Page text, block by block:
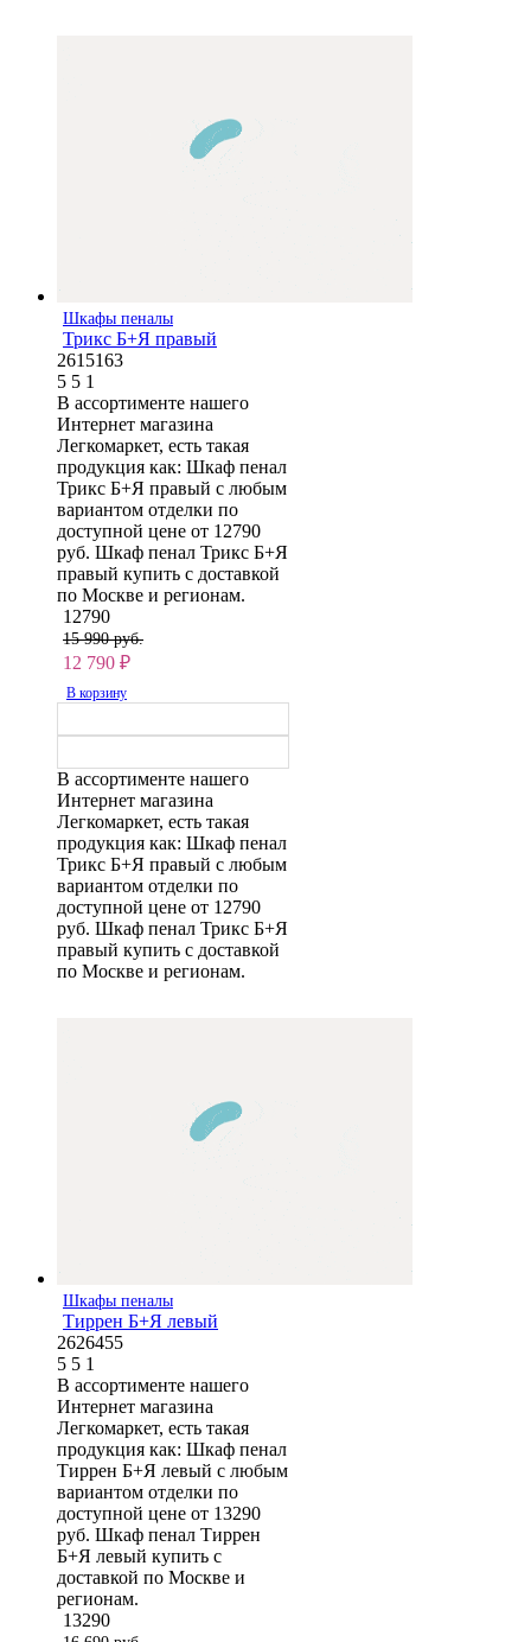
Шкафы пеналы
Трикс Б+Я правый
2615163
5 5 1
В ассортименте нашего
Интернет магазина
Легкомаркет, есть такая
продукция как: Шкаф пенал
Трикс Б+Я правый с любым
вариантом отделки по
доступной цене от 12790
руб. Шкаф пенал Трикс Б+Я
правый купить с доставкой
по Москве и регионам.
12790
15 990 руб.
12 790 ₽
В корзину
В ассортименте нашего
Интернет магазина
Легкомаркет, есть такая
продукция как: Шкаф пенал
Трикс Б+Я правый с любым
вариантом отделки по
доступной цене от 12790
руб. Шкаф пенал Трикс Б+Я
правый купить с доставкой
по Москве и регионам.
Шкафы пеналы
Тиррен Б+Я левый
2626455
5 5 1
В ассортименте нашего
Интернет магазина
Легкомаркет, есть такая
продукция как: Шкаф пенал
Тиррен Б+Я левый с любым
вариантом отделки по
доступной цене от 13290
руб. Шкаф пенал Тиррен
Б+Я левый купить с
доставкой по Москве и
регионам.
13290